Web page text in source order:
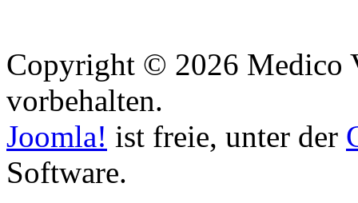
Copyright © 2026 Medico
vorbehalten.
Joomla! ist freie, unter der
Software.